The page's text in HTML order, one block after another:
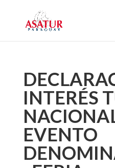
INTERÉS
EVENTO